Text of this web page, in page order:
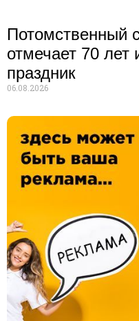
Потомственный
отмечает 70
праздник
06.08.2026